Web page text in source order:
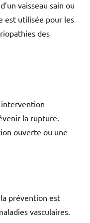
vaisseau sain ou
est utilisée pour les
des
intervention
la rupture.
ouverte ou une
prévention est
vasculaires.